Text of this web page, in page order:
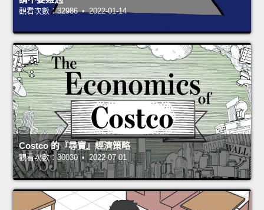
觀看次數：32986 • 2022-01-14
Costco 的『尋寶』經濟策略
觀看次數：30030 • 2022-07-01